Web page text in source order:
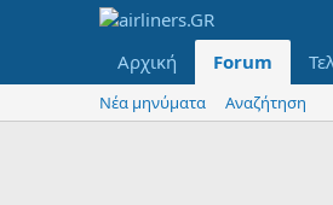
Αρχική Forum
Νέα μηνύματα Αναζήτηση